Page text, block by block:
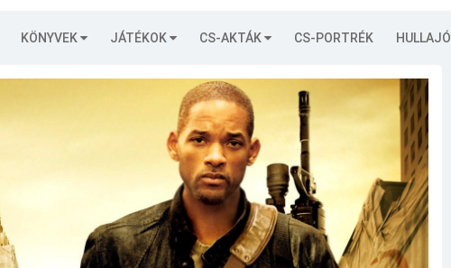
KÖNYVEK JÁTÉKOK CS-AKTÁK CS-PORTRÉK HULLAJÓ